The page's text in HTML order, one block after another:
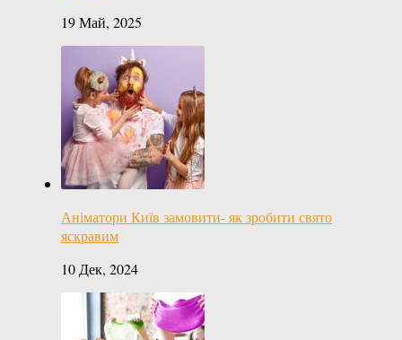
19 Май, 2025
Аніматори Київ замовити- як зробити свято
яскравим
10 Дек, 2024